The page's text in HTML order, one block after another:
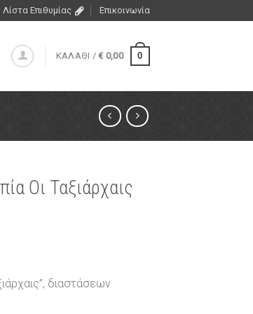
Λίστα Επιθυμίας Επικοινωνία
ΚΑΛΑΘΙ /€ 0,00 0
Οι Ταξιάρχαις
διαστάσεων